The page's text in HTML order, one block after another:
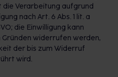
die Verarbeitung aufgrund
nach Art. 6 Abs. 1 lit. a
die Einwilligung kann
widerrufen werden,
der bis zum Widerruf
wird.